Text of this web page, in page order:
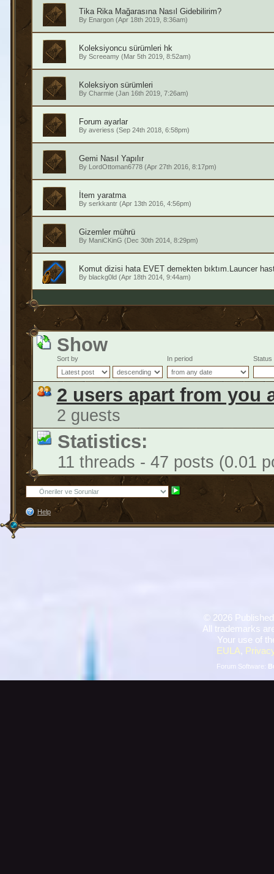
Tika Rika Mağarasına Nasıl Gidebilirim?
By Enargon(Apr 18th 2019, 8:36am)
Koleksiyoncu sürümleri hk
By Screeamy(Mar 5th 2019, 8:52am)
Koleksiyon sürümleri
By Charmie(Jan 16th 2019, 7:26am)
Forum ayarlar
By averiess (Sep 24th 2018, 6:58pm)
Gemi Nasıl Yapılır
By LordOttoman6778(Apr 27th 2016, 8:17pm)
İtem yaratma
By serkkantr(Apr 13th 2016, 4:56pm)
Gizemler mührü
By ManiCKinG (Dec 30th 2014, 8:29pm)
Komut dizisi hata EVET demekten bıktım.Launcer
By blackg0ld(Apr 18th 2014, 9:44am)
Show
Sort by In period Status
2 users apart from you
2 guests
Statistics:
11 threads - 47 posts (0.01
Help
2026
All trademarks
Your use of
EULA,
Forum Software: